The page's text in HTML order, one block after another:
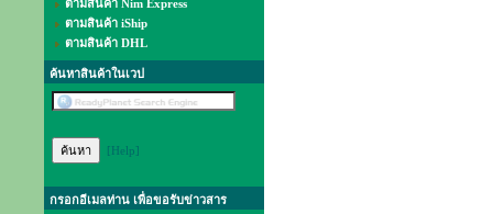
ตามสินค้า Nim Express
ตามสินค้า iShip
ตามสินค้า DHL
ค้นหาสินค้าในเวป
[Help]
กรอกอีเมลท่าน เพื่อขอรับข่าวสาร